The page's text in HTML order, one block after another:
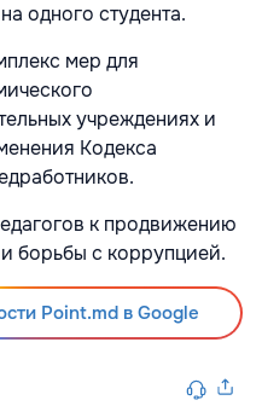
одного студента.
мер для
учреждениях и
Кодекса
к продвижению
борьбы с коррупцией.
Point.md в Google